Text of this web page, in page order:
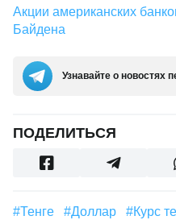
Доверие к банковской
Крах банков в США: мир
Акции американских
Байдена